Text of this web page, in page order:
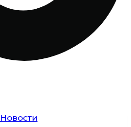
Новости